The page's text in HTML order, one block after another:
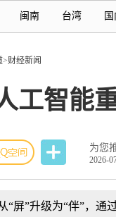
闽南 台湾
>财经新闻
工智能
为您
2026-
“屏”升级为“伴”，